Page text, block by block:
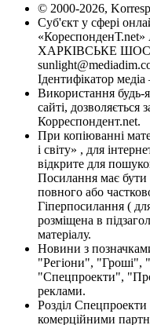
© 2000-2026,
Суб'єкт у сфері
«КореспонденТ.net»
ХАРКІВСЬКЕ ШОСЕ,
Ідентифікатор
Використання будь-
сайті,
Корреспондент.net.
При копіюванні
і світу» , для
відкрите для
Посилання має бути
повного або
Гіперпосилання (
розміщена в
матеріалу.
Новини з
"Регіони", "Гроші",
"Спецпроекти",
реклами.
Розділ Спецпроекти
комерційними